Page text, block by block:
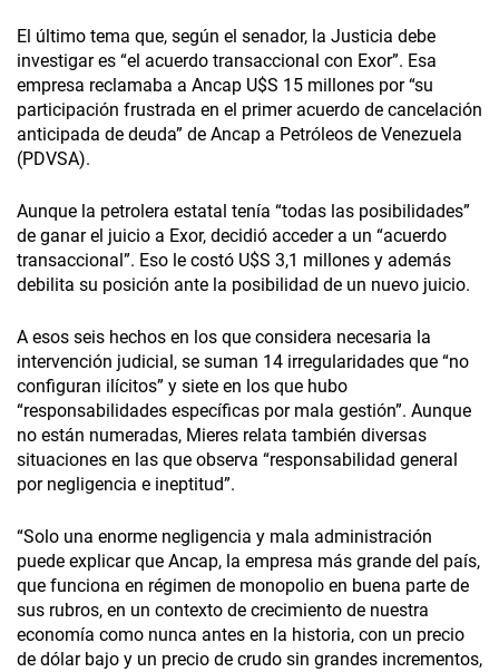
El último tema que, según el senador, la Justicia debe
investigar es “el acuerdo transaccional con Exor”. Esa
empresa reclamaba a Ancap U$S 15 millones por “su
participación frustrada en el primer acuerdo de cancelación
anticipada de deuda” de Ancap a Petróleos de Venezuela
(PDVSA).
Aunque la petrolera estatal tenía “todas las posibilidades”
de ganar el juicio a Exor, decidió acceder a un “acuerdo
transaccional”. Eso le costó U$S 3,1 millones y además
debilita su posición ante la posibilidad de un nuevo juicio.
A esos seis hechos en los que considera necesaria la
intervención judicial, se suman 14 irregularidades que “no
configuran ilícitos” y siete en los que hubo
“responsabilidades específicas por mala gestión”. Aunque
no están numeradas, Mieres relata también diversas
situaciones en las que observa “responsabilidad general
por negligencia e ineptitud”.
“Solo una enorme negligencia y mala administración
puede explicar que Ancap, la empresa más grande del país,
que funciona en régimen de monopolio en buena parte de
sus rubros, en un contexto de crecimiento de nuestra
economía como nunca antes en la historia, con un precio
de dólar bajo y un precio de crudo sin grandes incrementos,